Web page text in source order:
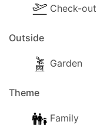
Check-
Outside
Garden
Theme
Family